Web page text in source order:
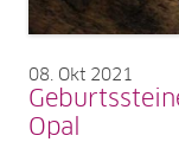
08 Okt 2021
Opal